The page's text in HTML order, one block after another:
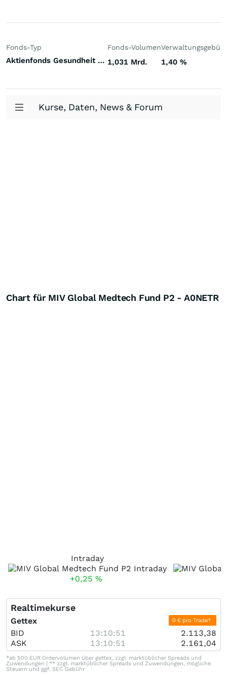
Fonds-Typ
Aktienfonds Gesundheit / Pharma Welt
Fonds-Volumen
1,031 Mrd. 1,40 %
Kurse, Daten, News & Forum
Chart für MIV Global Medtech Fund P2 - A0NETR
Intraday
+0,25 %
Realtimekurse
Gettex 0 € pro Trade*
BID 13:10:51
2.113,38
ASK
13:10:51 2.161,04
*ab 500 EUR Ordervolumen über gettex, zzgl. marktüblicher Spreads und
Zuwendungen | ** zzgl. marktüblicher Spreads und Zuwendungen, mögliche
Steuern und ggf. SEC Gebühr